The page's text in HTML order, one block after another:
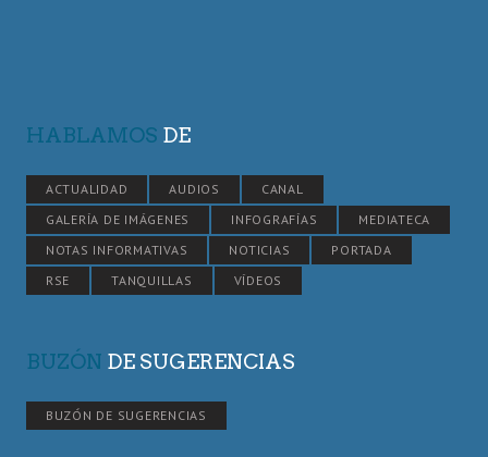
HABLAMOS DE
ACTUALIDAD AUDIOS
CANAL
GALERÍA DE IMÁGENES
INFOGRAFÍAS
MEDIATECA
NOTAS INFORMATIVAS
NOTICIAS
PORTADA
RSE
TANQUILLAS VÍDEOS
BUZÓN DE SUGERENCIAS
BUZÓN DE SUGERENCIAS